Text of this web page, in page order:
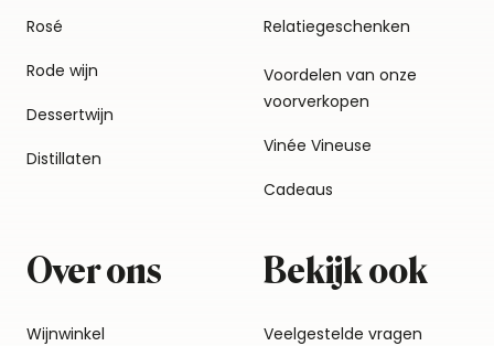
Rosé
Rode wijn
Dessertwijn
Distillaten
Relatiegeschenken
Voordelen van onze
voorverkopen
Vinée Vineuse
Cadeaus
Over ons
Wijnwinkel
Bekijk ook
Veelgestelde vragen